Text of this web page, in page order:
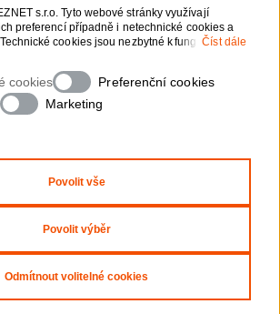
s.r.o. Tyto webové stránky využívají
preferencí případně i netechnické cookies a
cookies jsou nezbytné k fungování
preferencím, k personalizaci reklam a
zpracování netechnických cookies a vašich
můžete udělit souhlas. Bližší informace o vašich
osobních údajů, včetně možnosti odvolání
Číst dále
cookies
Preferenční cookies
Marketing
Povolit vše
Povolit výběr
Odmítnout volitelné cookies
POSLAT VZKAZ
nám vzkaz online, my se vám
zpět
Ochrana osobních údajů
vyhrazena